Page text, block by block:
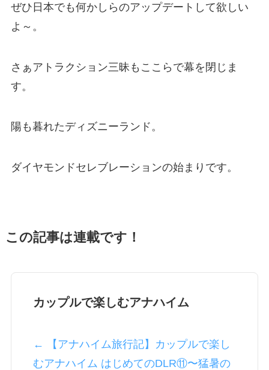
ぜひ日本でも何かしらのアップデートして欲しい
よ～。
さぁアトラクション三昧もここらで幕を閉じま
す。
陽も暮れたディズニーランド。
ダイヤモンドセレブレーションの始まりです。
この記事は連載です！
カップルで楽しむアナハイム
← 【アナハイム旅行記】カップルで楽し
むアナハイム はじめてのDLR⑪〜猛暑の